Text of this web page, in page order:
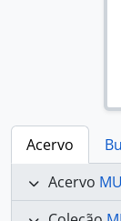
Acervo
Acervo